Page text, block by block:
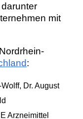
mit
:
Dr. August
Arzneimittel